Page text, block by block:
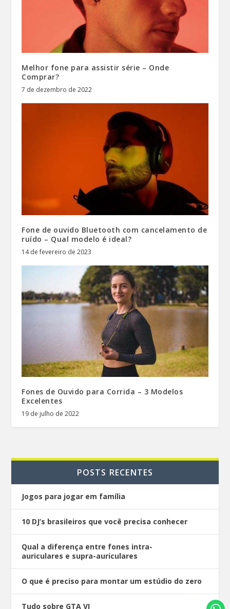
Melhor fone para assistir série – Onde
Comprar?
7 de dezembro de 2022
Fone de ouvido Bluetooth com cancelamento de
ruído – Qual modelo é ideal?
14 de fevereiro de 2023
Fones de Ouvido para Corrida – 3 Modelos
Excelentes
19 de julho de 2022
POSTS RECENTES
Jogos para jogar em família
10 DJ’s brasileiros que você precisa conhecer
Qual a diferença entre fones intra-
auriculares e supra-auriculares
O que é preciso para montar um estúdio do zero
Tudo sobre GTA VI